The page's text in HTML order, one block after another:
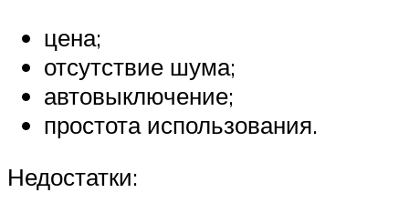
цена;
отсутствие шума;
автовыключение;
простота использования.
Недостатки: